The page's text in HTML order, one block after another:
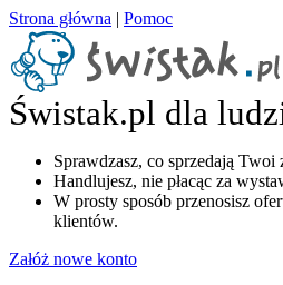
Strona główna | Pomoc
Świstak.pl dla
Sprawdzasz, co sprzedają Twoi
Handlujesz, nie płacąc za
W prosty sposób przenosisz
klientów.
Załóż nowe konto